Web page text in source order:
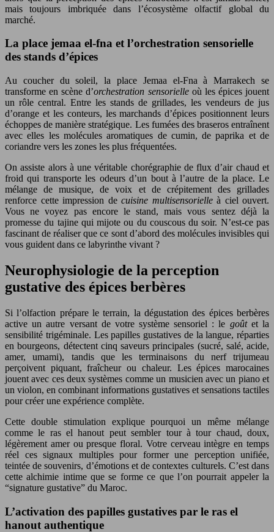
mais toujours imbriquée dans l’écosystème olfactif global du
marché.
La place jemaa el-fna et l’orchestration sensorielle
des stands d’épices
Au coucher du soleil, la place Jemaa el-Fna à Marrakech se
transforme en scène d’orchestration sensorielleoù les épices jouent
un rôle central. Entre les stands de grillades, les vendeurs de jus
d’orange et les conteurs, les marchands d’épices positionnent leurs
échoppes de manière stratégique. Les fumées des braseros entraînent
avec elles les molécules aromatiques de cumin, de paprika et de
coriandre vers les zones les plus fréquentées.
On assiste alors à une véritable chorégraphie de flux d’air chaud et
froid qui transporte les odeurs d’un bout à l’autre de la place. Le
mélange de musique, de voix et de crépitement des grillades
renforce cette impression de cuisine multisensorielleà ciel ouvert.
Vous ne voyez pas encore le stand, mais vous sentez déjà la
promesse du tajine qui mijote ou du couscous du soir. N’est-ce pas
fascinant de réaliser que ce sont d’abord des molécules invisibles qui
vous guident dans ce labyrinthe vivant ?
Neurophysiologie de la perception
gustative des épices berbères
Si l’olfaction prépare le terrain, la dégustation des épices berbères
active un autre versant de votre système sensoriel : le goûtet la
sensibilité trigéminale. Les papilles gustatives de la langue, réparties
en bourgeons, détectent cinq saveurs principales (sucré, salé, acide,
amer, umami), tandis que les terminaisons du nerf trijumeau
perçoivent piquant, fraîcheur ou chaleur. Les épices marocaines
jouent avec ces deux systèmes comme un musicien avec un piano et
un violon, en combinant informations gustatives et sensations tactiles
pour créer une expérience complète.
Cette double stimulation explique pourquoi un même mélange
comme le ras el hanout peut sembler tour à tour chaud, doux,
légèrement amer ou presque floral. Votre cerveau intègre en temps
réel ces signaux multiples pour former une perception unifiée,
teintée de souvenirs, d’émotions et de contextes culturels. C’est dans
cette alchimie intime que se forme ce que l’on pourrait appeler la
“signature gustative” du Maroc.
L’activation des papilles gustatives par le ras el
hanout authentique